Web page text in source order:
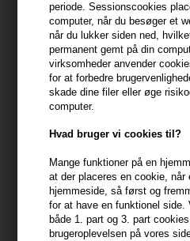
periode. Sessionscookies
computer, når du besøger et
når du lukker siden ned,
permanent gemt på din
virksomheder anvender
for at forbedre
skade dine filer eller øge
computer.
Hvad bruger vi cookies til?
Mange funktioner på en
at der placeres en cookie, når
hjemmeside, så først og
for at have en funktionel side.
både 1. part og 3. part
brugeroplevelsen på vores
Beskrivelse Anmeldelser
epiic nr 2 Repair’it conditioner
kemisk behandlet hår.
Egenskaber
- Fugtgivende og genopbyggende
håret med at genvinde sin
- Certificeret af Ecocert Greenlife i
- Indeholder Panthenol (Vitamin
- blødgørende